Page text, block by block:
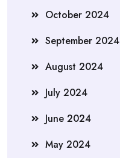
October 2024
September 2024
August 2024
July 2024
June 2024
May 2024